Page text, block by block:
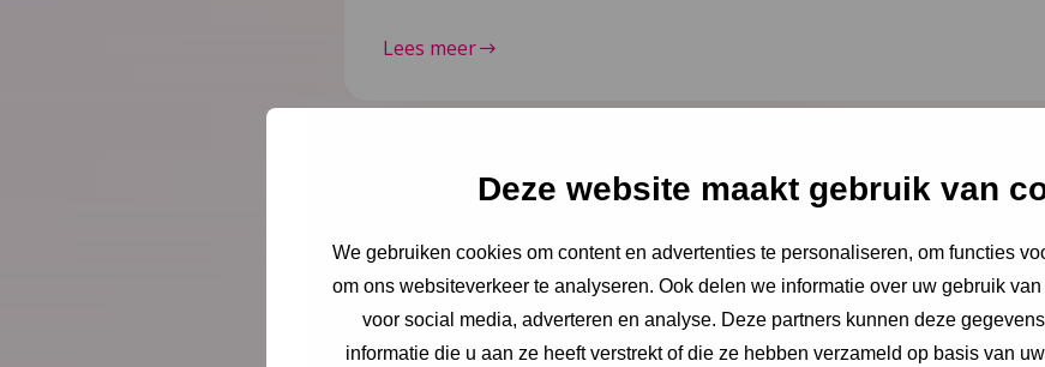
Deze website maakt gebruik van
We gebruiken cookies om content en advertenties te personaliseren, om functies
om ons websiteverkeer te analyseren. Ook delen we informatie over uw gebruik
voor social media, adverteren en analyse. Deze partners kunnen deze
informatie die u aan ze heeft verstrekt of die ze hebben verzameld op basis van
Lees meer
6 juli 2026
Documentaire Integrale
Vroeghulp ‘Je voelt dat er iets